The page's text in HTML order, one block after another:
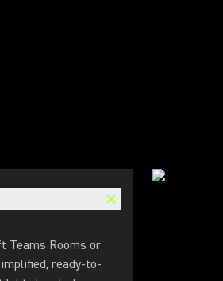
Teams Rooms or
ready-to-